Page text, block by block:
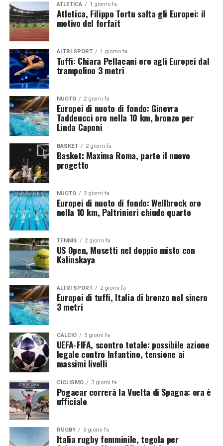
adeguate coperture bancarie.
Le prossime 48 ore saranno decisive
Il Monaco dispone ancora di un margine limitato per
evitare il peggio. La società avrà infatti 48 ore per
presentare ulteriori garanzie finanziarie e dimostrare la
sostenibilità del progetto. In caso di ulteriore
bocciatura, il club rischierebbe di restare escluso dai
campionati francesi, con conseguenze pesantissime
anche sul futuro sportivo e societario.
Foto diMarkus Spiskesu Unsplash
Mercato già in fermento: i big osservati
dai club europei
L’incertezza sul futuro della società ha già acceso
l’interesse di numerose squadre europee per i migliori
giocatori del roster. Tra i nomi più richiesti spicca
Daron ‘Fatts’ Russell, protagonista di un’eccellente
stagione con quasi 20 punti di media in EuroCup. Sul
playmaker americano avrebbero messo gli occhi diversi
club di Eurolega, EuroCup e Basketball Champions
League, pronti ad approfittare dell’eventuale
smantellamento della squadra.
Dubbi anche sulla partecipazione
all’EuroCup di basket
ATLETICA 1 giorno fa
Atletica, Filippo Tortu salta gli Europei: il
motivo del forfait
ALTRI SPORT 1 giorno fa
Tuffi: Chiara Pellacani oro agli Europei dal
trampolino 3 metri
NUOTO 2 giorni fa
Europei di nuoto di fondo: Ginevra
Taddeucci oro nella 10 km, bronzo per
Linda Caponi
BASKET 2 giorni fa
Basket: Maxima Roma, parte il nuovo
progetto
NUOTO 2 giorni fa
Europei di nuoto di fondo: Wellbrock oro
nella 10 km, Paltrinieri chiude quarto
TENNIS 2 giorni fa
US Open, Musetti nel doppio misto con
Kalinskaya
ALTRI SPORT 2 giorni fa
Europei di tuffi, Italia di bronzo nel sincro
3 metri
CALCIO 3 giorni fa
UEFA-FIFA, scontro totale: possibile azione
legale contro Infantino, tensione ai
massimi livelli
CICLISMO 3 giorni fa
Pogacar correrà la Vuelta di Spagna: ora è
ufficiale
RUGBY 3 giorni fa
Italia rugby femminile, tegola per